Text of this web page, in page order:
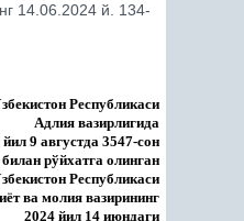
14.06.2024 й. 134-
Республикаси
Адлия вазирлигида
9 августда 3547-сон
билан рўйхатга олинган
Республикаси
ва молия вазирининг
2024 йил 14 июндаги